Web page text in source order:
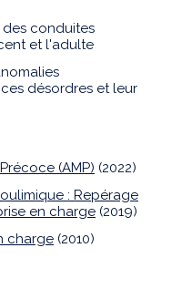
conduites
et l'adulte
désordres et leur
(AMP) (2022)
: Repérage
en charge (2019)
charge (2010)